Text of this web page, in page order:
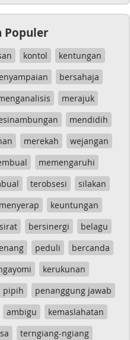
Populer
kontol
kentungan
bersahaja
merajuk
mendidih
merekah
wejangan
memengaruhi
terobsesi
silakan
menyerap
keuntungan
bersinergi
belagu
peduli
bercanda
kerukunan
pipih
penanggung jawab
ambigu
kemaslahatan
terngiang-ngiang